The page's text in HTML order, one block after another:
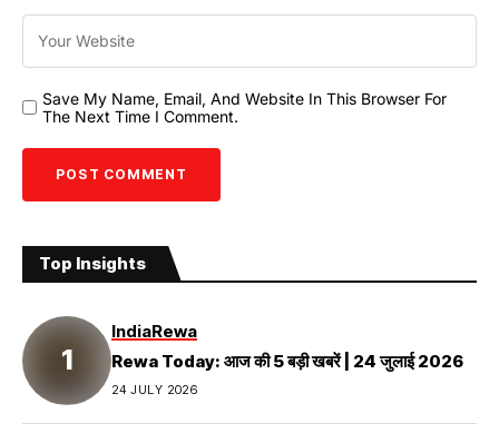
Save My Name, Email, And Website In This Browser For
The Next Time I Comment.
Top Insights
IndiaRewa
Rewa Today: आज की 5 बड़ी खबरें | 24 जुलाई 2026
24 JULY 2026